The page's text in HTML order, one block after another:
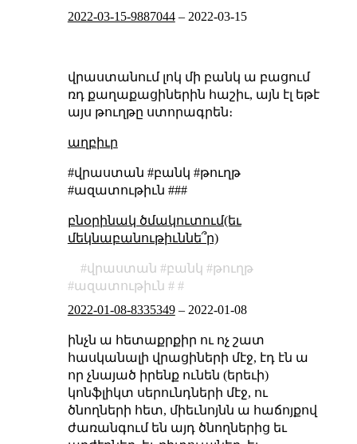
2022-03-15-9887044– 2022-03-15
վրաստանում լոկ մի բանկ ա բացում
ռդ քաղաքացիներին հաշիւ, այն էլ եթէ
այս թուղթը ստորագրեն։
աղբիւր
#վրաստան #բանկ #թուղթ
#ազատութիւն ###
բնօրինակ ծմակուտում(եւ
մեկնաբանութիւննե՞ր)
վրաստան բանկ
թուղթ
ազատութիւն
2022-01-08-8335349– 2022-01-08
ինչն ա հետաքրքիր ու ոչ շատ
հասկանալի վրացիների մէջ, էդ էն ա
որ չնայած իրենք ունեն (երեւի)
կոնֆլիկտ սերունդների մէջ, ու
ծնողների հետ, միեւնոյնն ա հաճոյքով
ժառանգում են այդ ծնողներից եւ